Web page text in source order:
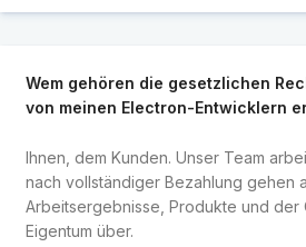
Wem gehören die gesetzlichen
von meinen Electron-Entwicklern
Ihnen, dem Kunden. Unser Team
nach vollständiger Bezahlung gehen
Arbeitsergebnisse, Produkte und der
Eigentum über.